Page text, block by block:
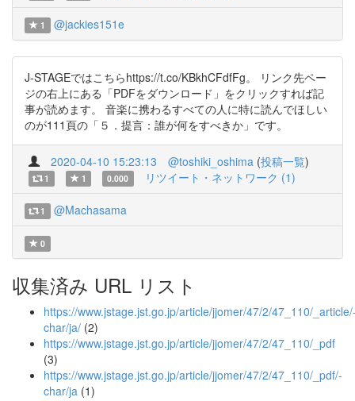
1 @jackies151e
J-STAGEではこちらhttps://t.co/KBkhCFdfFg。 リンク先ペー
ジの右上にある「PDFをダウンロード」をクリックすれば記
事が読めます。 音楽に携わるすべての人に特に読んでほしい
のが111頁の「５．提言：誰が何をすべきか」です。
2020-04-10 15:23:13 @toshiki_oshima (投稿一覧)
1 1 0.000 リツイート・ネットワーク (1)
1 @Machasama
0
収集済み URL リスト
https://www.jstage.jst.go.jp/article/jjomer/47/2/47_110/
char/ja/ (2)
https://www.jstage.jst.go.jp/article/jjomer/47/2/47_110/_pdf
(3)
https://www.jstage.jst.go.jp/article/jjomer/47/2/47_110/_pdf/-
char/ja (1)